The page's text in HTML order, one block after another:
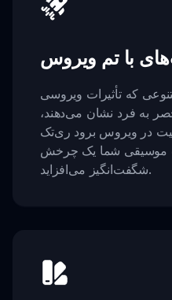
با تم ویروس
که تأثیرات ویروسی
به فرد نشان می‌دهند،
در ویروس برود ری‌تک
موسیقی شما یک چرخش
شگفت‌انگیز می‌افزاید.